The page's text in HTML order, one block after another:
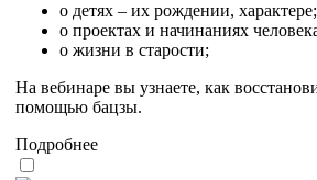
о детях – их рождении, характере;
о проектах и начинаниях
о жизни в старости;
На вебинаре вы узнаете, как
помощью бацзы.
Подробнее